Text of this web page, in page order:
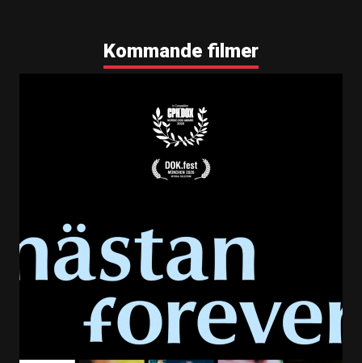
Kommande filmer